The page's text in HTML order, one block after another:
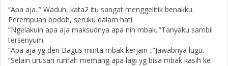
“Apa aja..” Waduh, kata2 itu sangat menggelitik benakku.
Perempuan bodoh, seruku dalam hati.
“Ngelakuin apa aja maksudnya apa nih mbak..”Tanyaku sambil
tersenyum.
“Apa aja yg den Bagus minta mbak kerjain ..”Jawabnya lugu.
“Selain urusan rumah memang apa lagi yg bisa mbak kasih ke